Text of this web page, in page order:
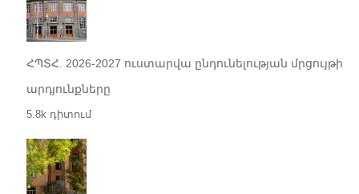
ՀՊՏՀ. 2026-2027 ուստարվա ընդունելության մրցույթի
արդյունքները
5.8k դիտում